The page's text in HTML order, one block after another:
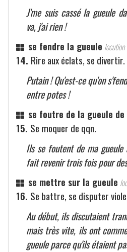
J'me suis cassé la gueule
va, j'ai rien !
se fendre la gueule
14. Rire aux éclats, se divertir.
Putain ! Qu'est-ce qu'on
entre potes !
se foutre de la gueule de
15. Se moquer de qqn.
Ils se foutent de ma gueule
fait revenir trois fois pour
se mettre sur la gueule
16. Se battre, se disputer
Au début, ils discutaient
mais très vite, ils ont
gueule parce qu'ils étaient